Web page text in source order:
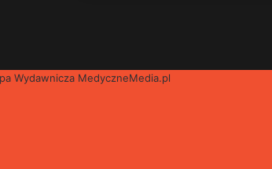
Wydawnicza MedyczneMedia.pl